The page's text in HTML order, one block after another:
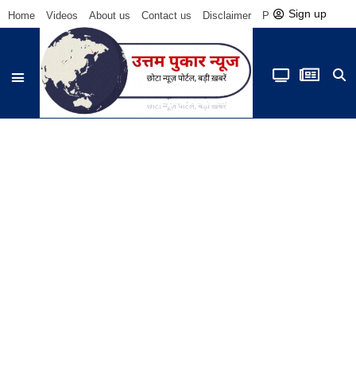
Home Videos About us Contact us Disclaimer Privacy Policy
Sign up